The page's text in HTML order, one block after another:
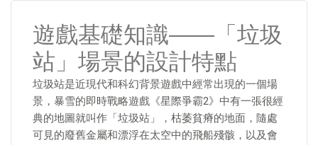
遊戲基礎知識——「垃圾
站」場景的設計特點
垃圾站是近現代和科幻背景遊戲中經常出現的一個場
景，暴雪的即時戰略遊戲《星際爭霸2》中有一張很經
典的地圖就叫作「垃圾站」，枯萎貧瘠的地面，隨處
可見的廢舊金屬和漂浮在太空中的飛船殘骸，以及會